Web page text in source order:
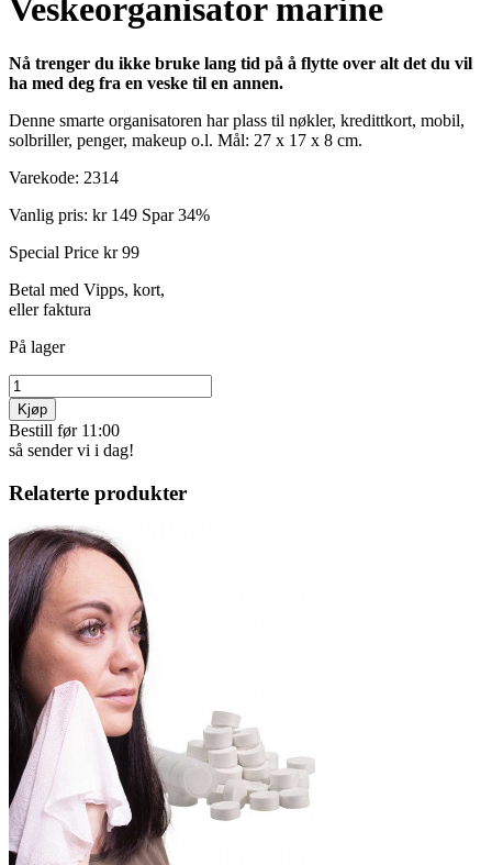
Veskeorganisator marine
Nå trenger du ikke bruke lang tid på å flytte over alt det du vil
ha med deg fra en veske til en annen.
Denne smarte organisatoren har plass til nøkler, kredittkort, mobil,
solbriller, penger, makeup o.l. Mål: 27 x 17 x 8 cm.
Varekode: 2314
Vanlig pris: kr 149 Spar 34%
Special Price kr 99
Betal med Vipps, kort,
eller faktura
På lager
Kjøp
Bestill før 11:00
så sender vi i dag!
Relaterte produkter